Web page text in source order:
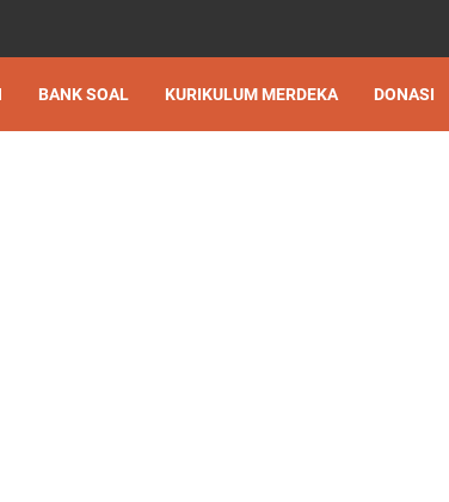
BANK SOAL KURIKULUM MERDEKA DONASI